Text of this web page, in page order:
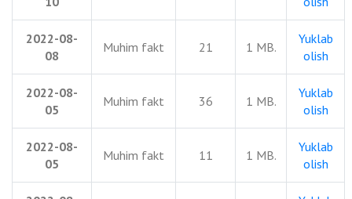
2022-08-
08
Muhim fakt 21 1 MB.
Yuklab
olish
2022-08-
05
Muhim fakt 36 1 MB.
Yuklab
olish
2022-08-
05
Muhim fakt 11 1 MB.
Yuklab
olish